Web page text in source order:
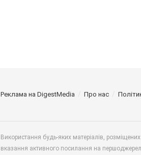
Реклама на DigestMedia Про нас
Використання будь-яких матеріалів,
вказання активного посилання на